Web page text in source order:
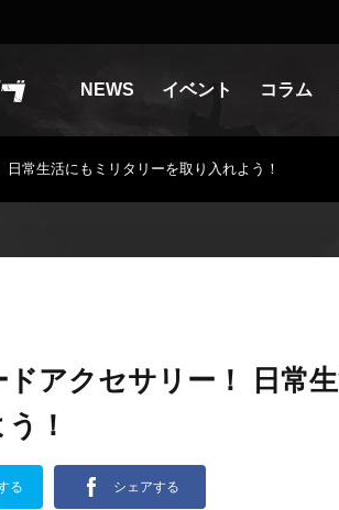
NEWS イベント コラム
常生活にもミリタリーを取り入れよう！
アクセサリー！ 日常
！
る シェアする